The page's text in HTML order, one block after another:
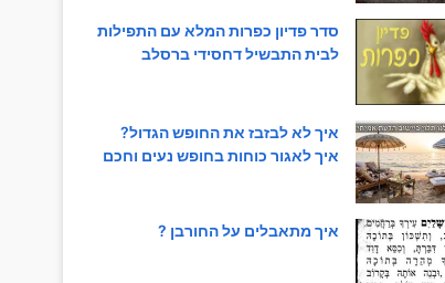
סדר פדיון כפרות המלא עם התפילות
לבית התבשיל דחסידי ברסלב
איך לא לבזבז את החופש הגדול?
איך לאגור כוחות בחופש נעים וחכם
איך מתאבלים על החורבן ?